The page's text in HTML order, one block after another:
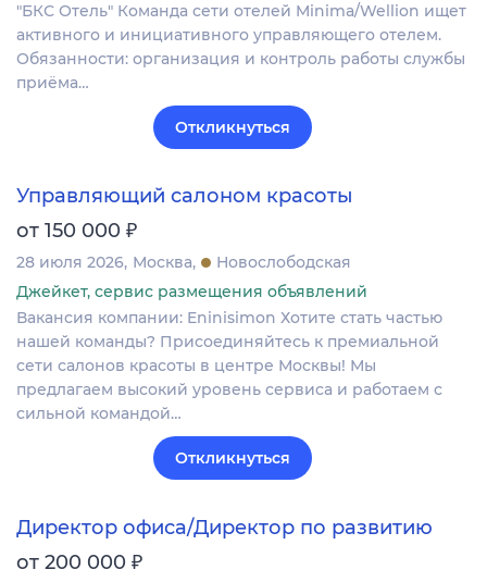
"БКС Отель" Команда сети отелей Minima/Wellion ищет
активного и инициативного управляющего отелем.
Обязанности: организация и контроль работы службы
приёма…
Откликнуться
Управляющий салоном красоты
от 150 000 ₽
28 июля 2026 Москва
Новослободская
Джейкет, сервис размещения объявлений
Вакансия компании: Eninisimon Хотите стать частью
нашей команды? Присоединяйтесь к премиальной
сети салонов красоты в центре Москвы! Мы
предлагаем высокий уровень сервиса и работаем с
сильной командой…
Откликнуться
Директор офиса/Директор по развитию
от 200 000 ₽